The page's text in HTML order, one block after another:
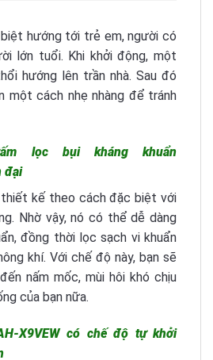
hướng tới trẻ em, người có
lớn tuổi. Khi khởi động, một
hướng lên trần nhà. Sau đó
một cách nhẹ nhàng để tránh
lọc bụi kháng khuẩn
đại
kế theo cách đặc biệt với
Nhờ vậy, nó có thể dễ dàng
đồng thời lọc sạch vi khuẩn
khí. Với chế độ này, bạn sẽ
nấm mốc, mùi hôi khó chịu
của bạn nữa.
X9VEW có chế độ tự khởi